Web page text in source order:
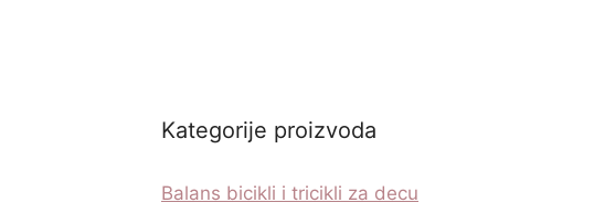
Kategorije proizvoda
Balans bicikli i tricikli za decu